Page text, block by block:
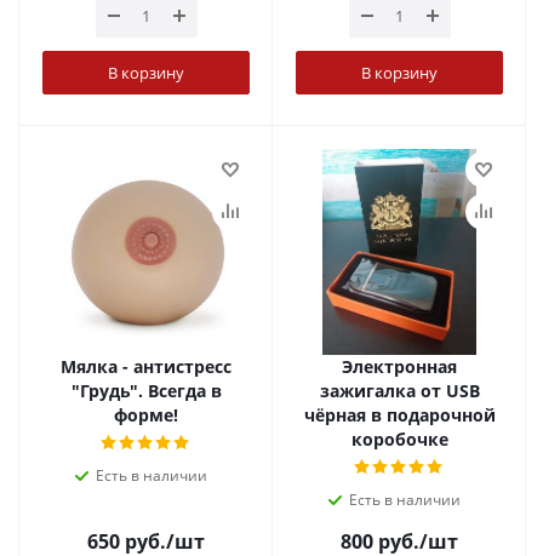
В корзину В корзину
Мялка - антистресс
"Грудь". Всегда в
форме!
Есть в наличии
650 руб./шт
Электронная
зажигалка от USB
чёрная в подарочной
коробочке
Есть в наличии
800 руб./шт